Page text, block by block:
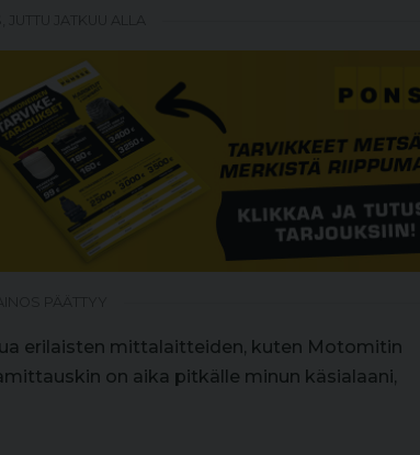
erilaisten mittalaitteiden, kuten Motomitin
on aika pitkälle minun käsialaani,